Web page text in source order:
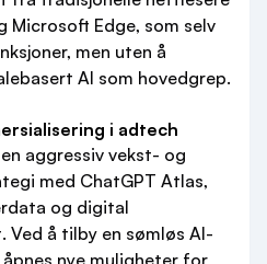
Microsoft Edge, som selv
men uten å
AI som hovedgrep.
i adtech
aggressiv vekst- og
med ChatGPT Atlas,
og digital
Ved å tilby en sømløs AI-
nye muligheter for